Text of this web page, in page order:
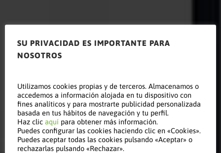
Leer este
artículo
SU PRIVACIDAD ES IMPORTANTE PARA
NOSOTROS
Utilizamos cookies propias y de terceros. Almacenamos o
accedemos a información alojada en tu dispositivo con
fines analíticos y para mostrarte publicidad personalizada
basada en tus hábitos de navegación y tu perfil.
Haz clic aquí para obtener más información.
Puedes configurar las cookies haciendo clic en «Cookies».
Puedes aceptar todas las cookies pulsando «Aceptar» o
rechazarlas pulsando «Rechazar».